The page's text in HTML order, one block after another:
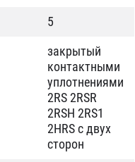
5
закрытый
контактными
уплотнениями
2RS 2RSR
2RSH 2RS1
2HRS с двух
сторон